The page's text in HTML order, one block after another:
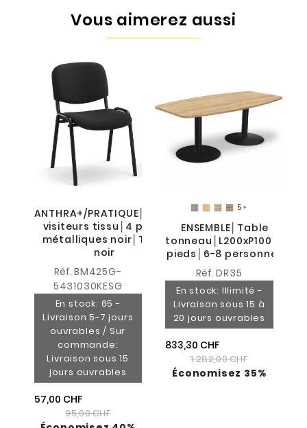
Vous aimerez aussi
ANTHRA+/PRATIQUE│Siège
visiteurs tissu│4 pieds
métalliques noir│Tissu
noir
Réf. BM425G-
5431030KESG
En stock: 65 -
Livraison 5-7 jours
ouvrables / Sur
commande:
Livraison sous 15
jours ouvrables
57,00 CHF
95,00 CHF
5 
ENSEMBLE│Table
tonneau│L200xP100│2
pieds│6-8 personnes
Réf.DR35
En stock: Illimité -
Livraison sous 15 à
20 jours ouvrables
833,30 CHF
1 282,00 CHF
Économisez 35%